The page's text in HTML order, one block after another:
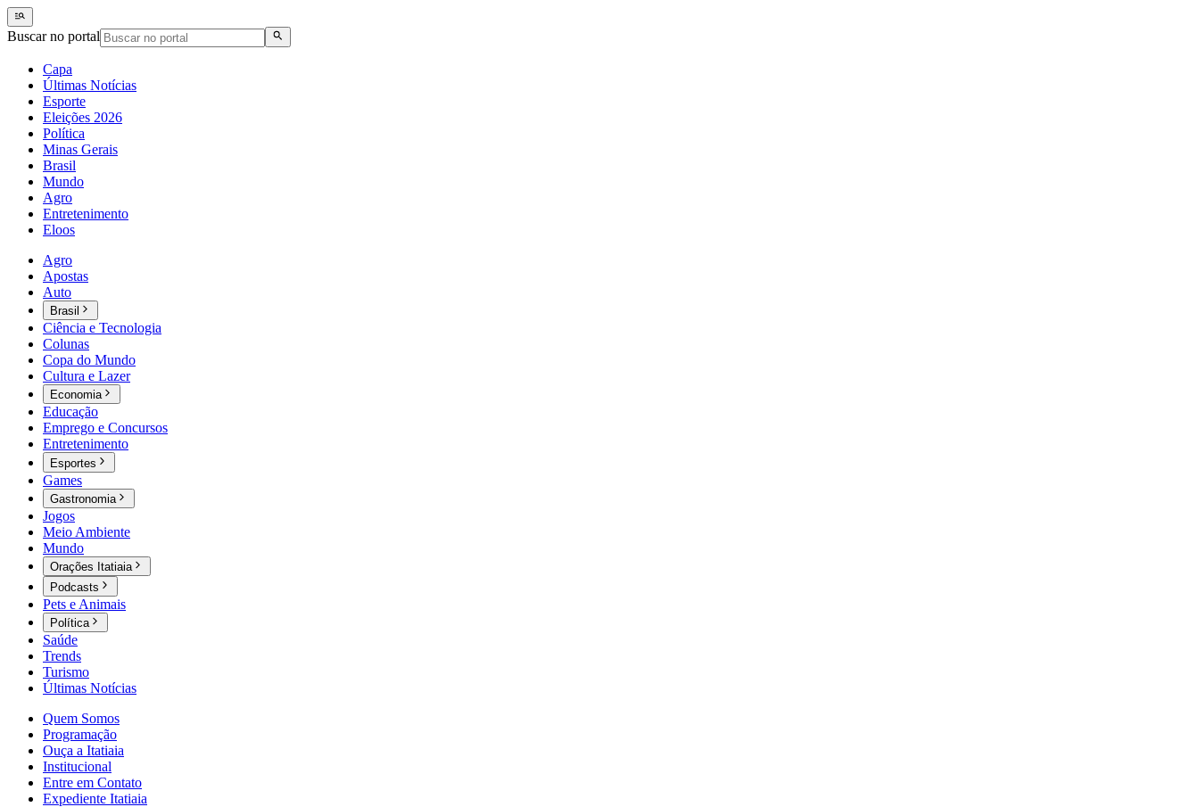
Buscar no portal
Capa
Últimas Notícias
Esporte
Eleições 2026
Política
Minas Gerais
Brasil
Mundo
Agro
Entretenimento
Eloos
Agro
Apostas
Auto
Brasil
Ciência e Tecnologia
Colunas
Copa do Mundo
Cultura e Lazer
Economia
Educação
Emprego e Concursos
Entretenimento
Esportes
Games
Gastronomia
Jogos
Meio Ambiente
Mundo
Orações Itatiaia
Podcasts
Pets e Animais
Política
Saúde
Trends
Turismo
Últimas Notícias
Quem Somos
Programação
Ouça a Itatiaia
Institucional
Entre em Contato
Expediente Itatiaia